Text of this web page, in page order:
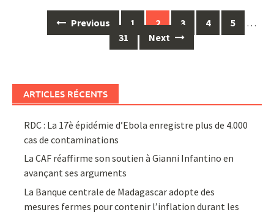
navigation
Previous 1 2 3 4 5
…
31
Next
ARTICLES RÉCENTS
RDC : La 17è épidémie d’Ebola enregistre plus de 4.000
cas de contaminations
La CAF réaffirme son soutien à Gianni Infantino en
avançant ses arguments
La Banque centrale de Madagascar adopte des
mesures fermes pour contenir l’inflation durant les